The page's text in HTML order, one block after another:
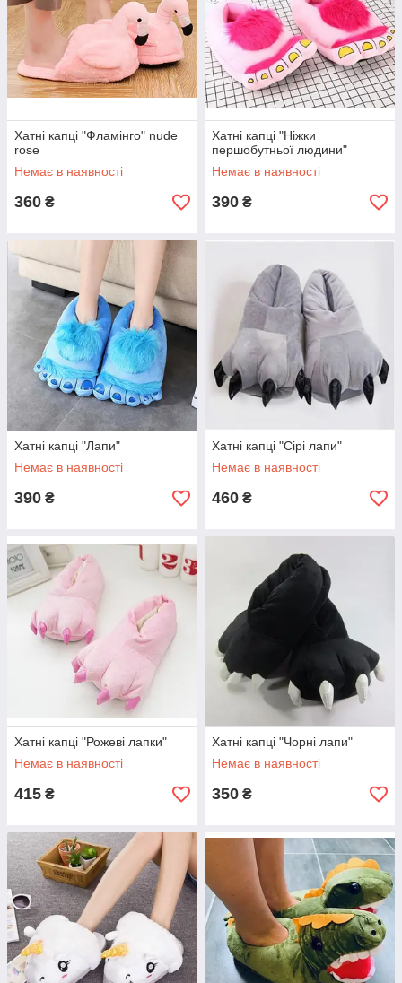
Хатні капці "Фламінго" nude
rose
Немає в наявності
360 ₴
Хатні капці "Ніжки
першобутньої людини"
Немає в наявності
390 ₴
Хатні капці "Лапи"
Немає в наявності
390 ₴
Хатні капці "Сірі лапи"
Немає в наявності
460 ₴
Хатні капці "Рожеві лапки"
Немає в наявності
415 ₴
Хатні капці "Чорні лапи"
Немає в наявності
350 ₴